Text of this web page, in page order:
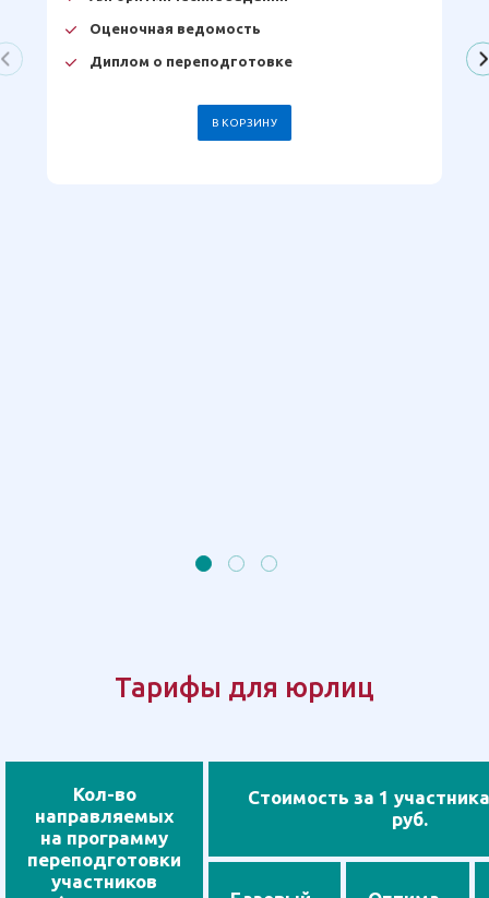
Оценочная ведомость
Диплом о переподготовке
В КОРЗИНУ
Тарифы для юрлиц
Кол-во
направляемых
на программу
переподготовки
участников
Стоимость за 1
руб.